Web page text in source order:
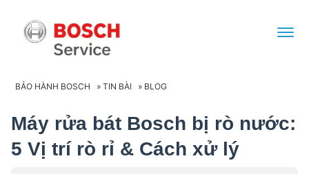
BẢO HÀNH BOSCH » TIN BÀI » BLOG
Máy rửa bát Bosch bị rò nước:
5 Vị trí rò rỉ & Cách xử lý